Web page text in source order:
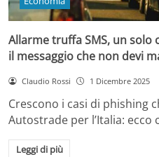
Allarme truffa SMS, un solo
il messaggio che non devi
Claudio Rossi 1 Dicembre 2025
Crescono i casi di phishing
Autostrade per l’Italia: ecco
Leggi di più